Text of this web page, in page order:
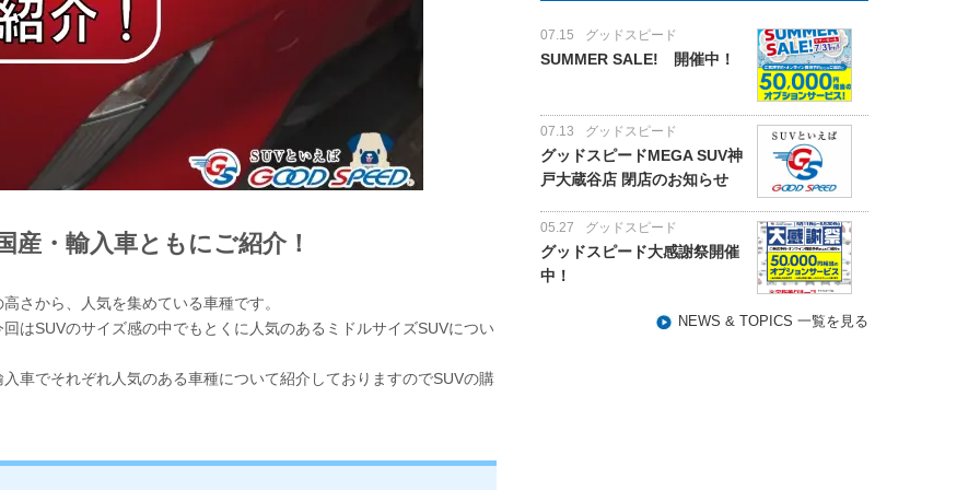
・輸入車ともにご紹介！
さから、人気を集めている車種です。
はSUVのサイズ感の中でもとくに人気のあるミドルサイズSUVについ
車でそれぞれ人気のある車種について紹介しておりますのでSUVの購
07.15 グッドスピード
SUMMER SALE! 開催中！
07.13 グッドスピード
グッドスピードMEGA SUV神
戸大蔵谷店 閉店のお知らせ
05.27 グッドスピード
グッドスピード大感謝祭開催
中！
NEWS & TOPICS 一覧を見る